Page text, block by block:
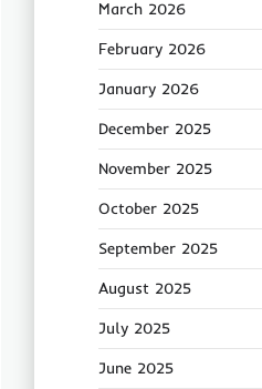
March 2026
February 2026
January 2026
December 2025
November 2025
October 2025
September 2025
August 2025
July 2025
June 2025